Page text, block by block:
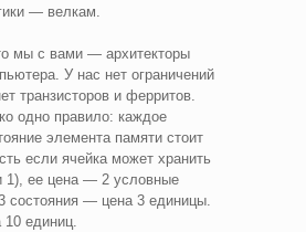
— велкам.
мы с вами — архитекторы
У нас нет ограничений
транзисторов и ферритов.
одно правило: каждое
элемента памяти стоит
если ячейка может хранить
1), ее цена — 2 условные
состояния — цена 3 единицы.
единиц.